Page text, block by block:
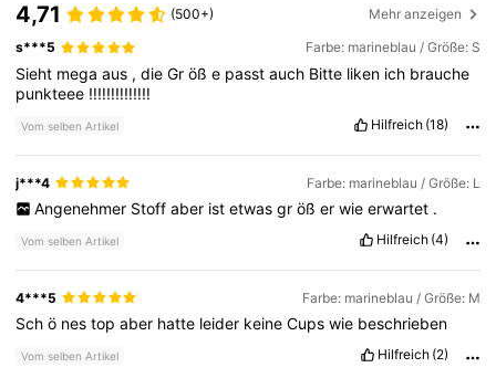
4,75 341K Follower
4,75 341K Follower
4,75
4,75
4,71 (500+) Mehr anzeigen
s***5 Farbe: marineblau / Größe: S
Sieht megaaus ,dieGröße passtauch Bitte liken ich brauche
punkteee ‼️‼️‼️‼️‼️‼️‼️
Vom selben Artikel Hilfreich (18)
j***4 Farbe: marineblau / Größe: L
Angenehmer Stoff aber ist etwas gr öß er wie erwartet .
Vom selben Artikel Hilfreich (4)
4***5 Farbe: marineblau / Größe: M
Schö nestopaber hatte leider keineCupswie beschrieben
Vom selben Artikel Hilfreich (2)